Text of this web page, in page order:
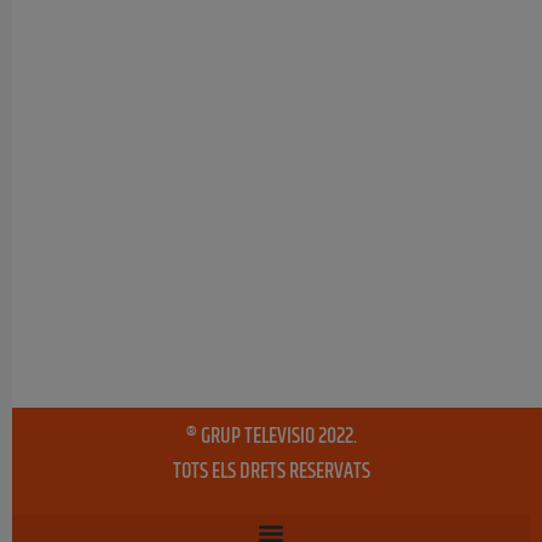
® GRUP TELEVISIO 2022.
TOTS ELS DRETS RESERVATS